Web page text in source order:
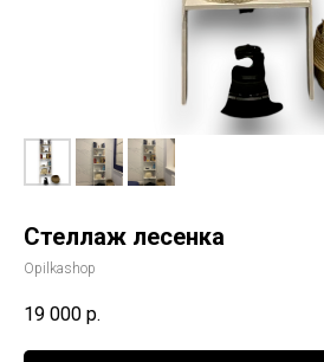
Стеллаж лесенка
Opilkashop
19 000 р.